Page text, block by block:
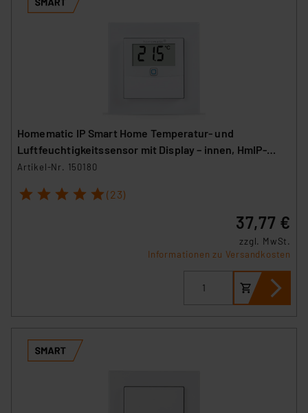
Homematic IP Smart Home Temperatur- und
Luftfeuchtigkeitssensor mit Display – innen, HmIP-
STHD
Artikel-Nr. 150180
1 2 3 4 5 (23)
37,77 €
zzgl. MwSt.
Informationen zu Versandkosten